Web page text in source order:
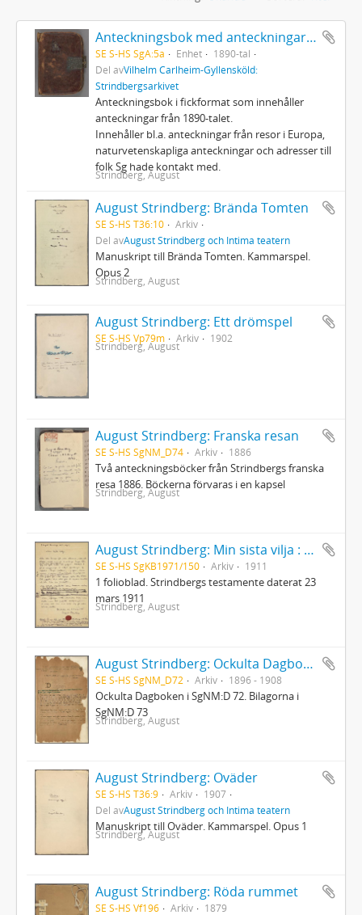
Anteckningsbok med anteckningar av Strindberg
SE S-HS SgA:5a Enhet
1890-tal
Del avVilhelm Carlheim-Gyllensköld:
Strindbergsarkivet
Anteckningsbok i fickformat som innehåller
anteckningar från 1890-talet.
Innehåller bl.a. anteckningar från resor i Europa,
naturvetenskapliga anteckningar och adresser till
folk Sg hade kontakt med.
Strindberg, August
August Strindberg: Brända Tomten
SE S-HS T36:10
Arkiv
Del avAugust Strindberg och Intima teatern
Manuskript till Brända Tomten. Kammarspel.
Opus 2
Strindberg, August
August Strindberg: Ett drömspel
SE S-HS Vp79m Arkiv 1902
Strindberg, August
August Strindberg: Franska resan
SE S-HS SgNM_D74 Arkiv 1886
Två anteckningsböcker från Strindbergs franska
resa 1886. Böckerna förvaras i en kapsel
Strindberg, August
August Strindberg: Min sista vilja : Testamente
SE S-HS SgKB1971/150 Arkiv 1911
1 folioblad. Strindbergs testamente daterat 23
mars 1911
Strindberg, August
August Strindberg: Ockulta Dagboken
SE S-HS SgNM_D72 Arkiv 1896 - 1908
Ockulta Dagboken i SgNM:D 72. Bilagorna i
SgNM:D 73
Strindberg, August
August Strindberg: Oväder
SE S-HS T36:9 Arkiv
1907
Del avAugust Strindberg och Intima teatern
Manuskript till Oväder. Kammarspel. Opus 1
Strindberg, August
August Strindberg: Röda rummet
SE S-HS Vf196 Arkiv 1879